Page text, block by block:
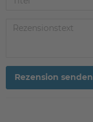
Rezension senden